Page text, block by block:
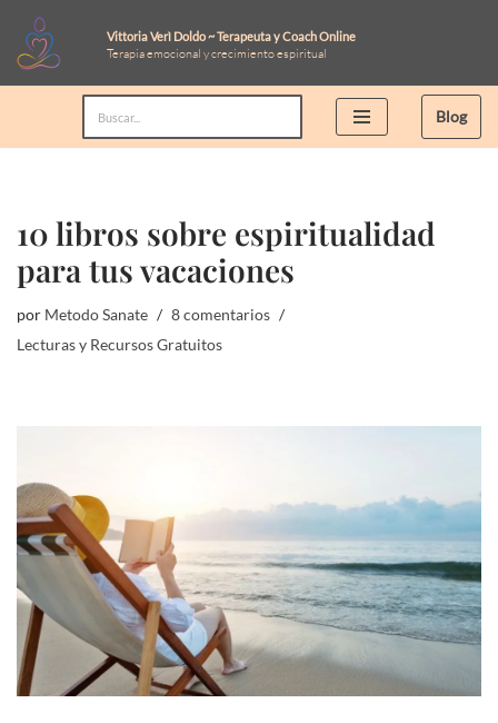
Saltar
al
Vittoria Verì Doldo ~ Terapeuta y Coach Online
Terapia emocional y crecimiento espiritual
Blog
10 libros sobre espiritualidad
para tus vacaciones
por Metodo Sanate
8 comentarios
Lecturas y Recursos Gratuitos